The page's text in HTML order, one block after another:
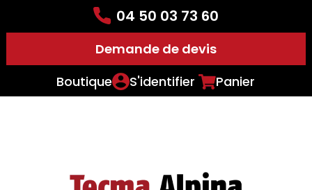
04 50 03 73 60
Demande de devis
Boutique
S'identifier Panier